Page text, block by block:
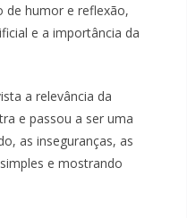
de humor e reflexão,
e a importância da
a relevância da
e passou a ser uma
as inseguranças, as
e mostrando